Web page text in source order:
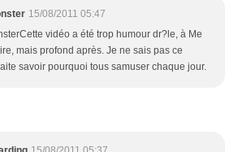
15/08/2011 05:47
vidéo a été trop humour dr?le, à Me
mais profond après. Je ne sais pas ce
savoir pourquoi tous samuser chaque jour.